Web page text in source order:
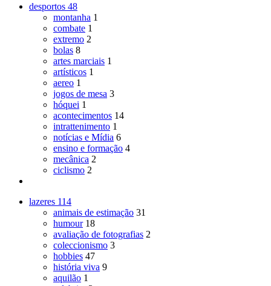
desportos 48
montanha 1
combate 1
extremo 2
bolas 8
artes marciais 1
artísticos 1
aereo 1
jogos de mesa 3
hóquei 1
acontecimentos 14
intrattenimento 1
notícias e Mídia 6
ensino e formação 4
mecânica 2
ciclismo 2
lazeres 114
animais de estimação 31
humour 18
avaliação de fotografias 2
coleccionismo 3
hobbies 47
história viva 9
aquilão 1